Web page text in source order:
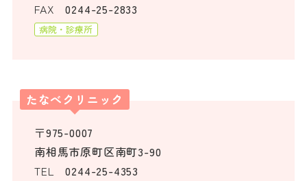
FAX
0244-25-2833
病院・診療所
たなべクリニック
〒975-0007
南相馬市原町区南町3-90
TEL
0244-25-4353